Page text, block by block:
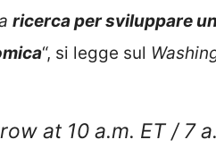
ricerca per sviluppare
“, si legge sul
at 10 a.m. ET / 7